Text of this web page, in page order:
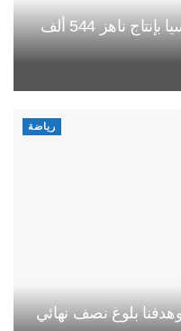
شمندر دكالة يسجل موسما قياسيا بإنتاج ناهز 544 ألف
رياضة
بلوغ نصف نهائي